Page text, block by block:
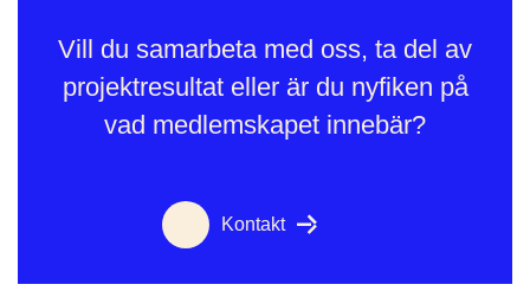
Vill du samarbeta med oss, ta del av
projektresultat eller är du nyfiken på
vad medlemskapet innebär?
Kontakt